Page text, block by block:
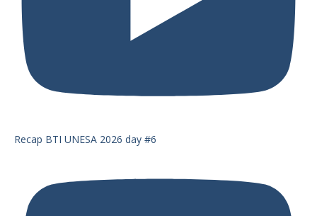
Recap BTI UNESA 2026 day #6